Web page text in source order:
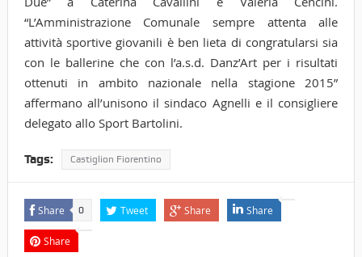
“L’Amministrazione Comunale sempre attenta alle
attività sportive giovanili è ben lieta di congratularsi sia
con le ballerine che con l’a.s.d. Danz’Art per i risultati
ottenuti in ambito nazionale nella stagione 2015”
affermano all’unisono il sindaco Agnelli e il consigliere
delegato allo Sport Bartolini.
Tags: Castiglion Fiorentino
Share 0 Tweet Share Share
Share